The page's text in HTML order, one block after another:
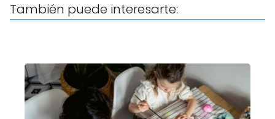
También puede interesarte: